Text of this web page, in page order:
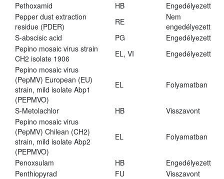
Pethoxamid
HB
Engedélyezett
Pepper dust extraction
residue (PDER)
RE
Nem
engedélyezett
S-abscisic acid
PG
Engedélyezett
Pepino mosaic virus strain
CH2 isolate 1906
EL, VI
Engedélyezett
Pepino mosaic virus
(PepMV) European (EU)
strain, mild isolate Abp1
(PEPMVO)
EL Folyamatban
S-Metolachlor HB
Visszavont
Pepino mosaic virus
(PepMV) Chilean (CH2)
strain, mild isolate Abp2
(PEPMVO)
EL Folyamatban
Penoxsulam HB
Engedélyezett
Penthiopyrad
FU
Visszavont